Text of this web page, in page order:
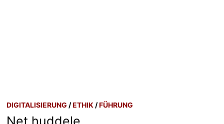
DIGITALISIERUNG /ETHIK /FÜHRUNG